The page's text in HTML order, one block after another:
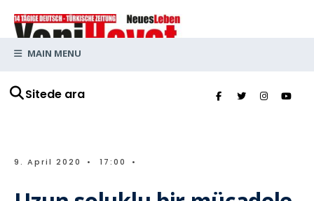
Sitede ara
MAIN MENU
9. April 2020 • 17:00 •